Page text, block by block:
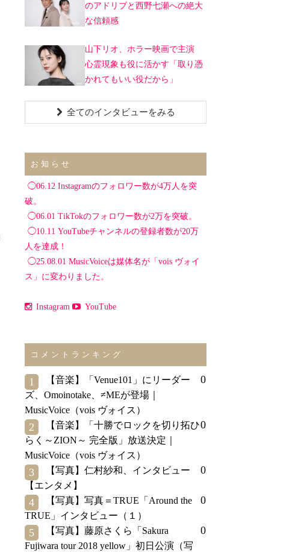
のアドリブと西野七瀬への絶大
な信頼感
山下リオ、ホラー映画で主演
心霊現象も役に活かす「取り憑
かれてもいい役だから」
全てのインタビューをみる
お知らせ
◯06.12 Instagramのフォロワー数が4万人を突
破。
◯06.01 TikTokのフォロワー数が2万を突破。
◯10.11 YouTubeチャンネルの登録者数が20万
人を達成！
◯25.08.01 MusicVoiceは媒体名が「vois ヴォイ
ス」に変わりました。
Instagram YouTube
コメントランキング
1
【音楽】「Venue101」にリーダー
ズ、Omoinotake、≠MEが登場｜
MusicVoice（vois ヴォイス）
0
2
【音楽】「十勝でロックを切り拓ひ
らく～ZION～ 完全版」放送決定｜
MusicVoice（vois ヴォイス）
0
3
【写真】仁村紗和、インタビュー
【エンタメ】
0
4
【写真】写真＝TRUE「Around the
TRUE」インタビュー（１）
0
5
【写真】藤原さくら「Sakura
Fujiwara tour 2018 yellow」初日公演（写
0